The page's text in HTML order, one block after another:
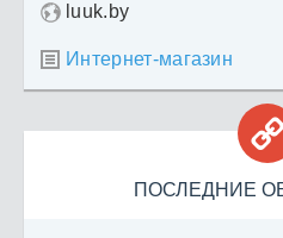
luuk.by
 Интернет-магазин
ПОСЛЕДНИЕ